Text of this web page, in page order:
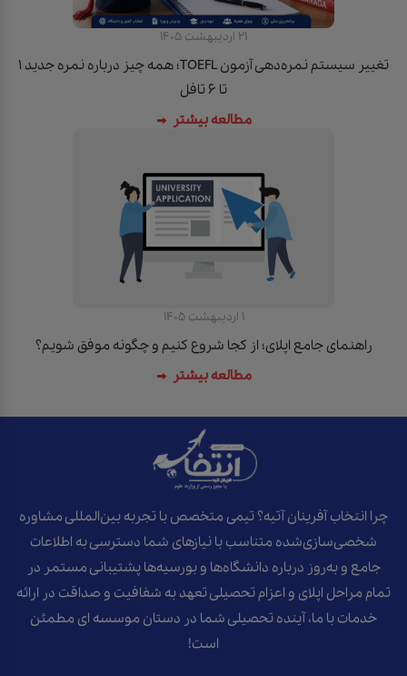
21 اردیبهشت 1405
تغییر سیستم نمره‌دهی آزمون TOEFL؛ همه چیز درباره نمره جدید ۱
تا ۶ تافل
مطالعه بیشتر
1 اردیبهشت 1405
راهنمای جامع اپلای؛ از کجا شروع کنیم و چگونه موفق شویم؟
مطالعه بیشتر
چرا انتخاب آفرینان آتیه؟ تیمی متخصص با تجربه بین‌المللی مشاوره
شخصی‌سازی‌شده متناسب با نیازهای شما دسترسی به اطلاعات
جامع و به‌روز درباره دانشگاه‌ها و بورسیه‌ها پشتیبانی مستمر در
تمام مراحل اپلای و اعزام تحصیلی تعهد به شفافیت و صداقت در ارائه
خدمات با ما، آینده تحصیلی شما در دستان موسسه ای مطمئن
است!